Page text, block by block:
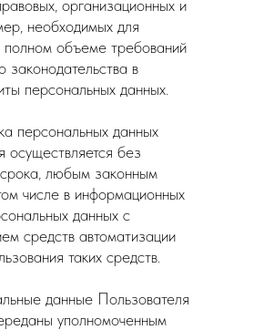
организационных и
необходимых для
полном объеме требований
законодательства в
персональных данных.
персональных данных
осуществляется без
любым законным
числе в информационных
данных с
средств автоматизации
таких средств.
данные Пользователя
уполномоченным